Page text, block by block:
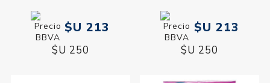
$U 213
$U 250
$U 213
$U 250